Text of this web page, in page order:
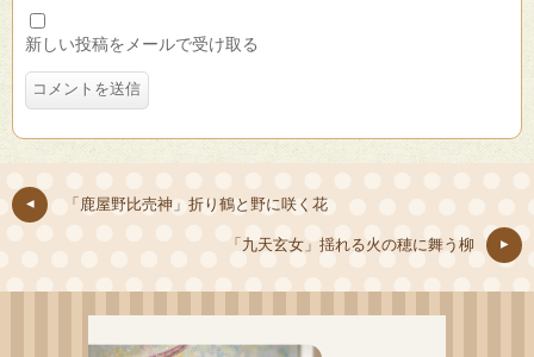
新しい投稿をメールで受け取る
「鹿屋野比売神」折り鶴と野に咲く花
「九天玄女」揺れる火の穂に舞う柳